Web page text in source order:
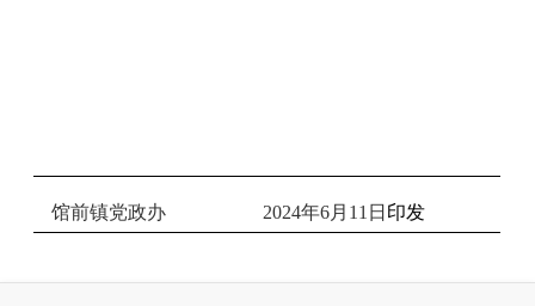
馆前镇党政办 2024年6月 11 日 印发